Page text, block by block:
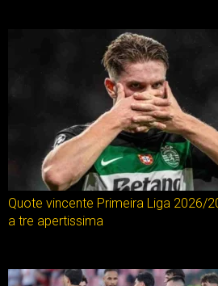
Quote vincente Primeira Liga 2026/
a tre apertissima